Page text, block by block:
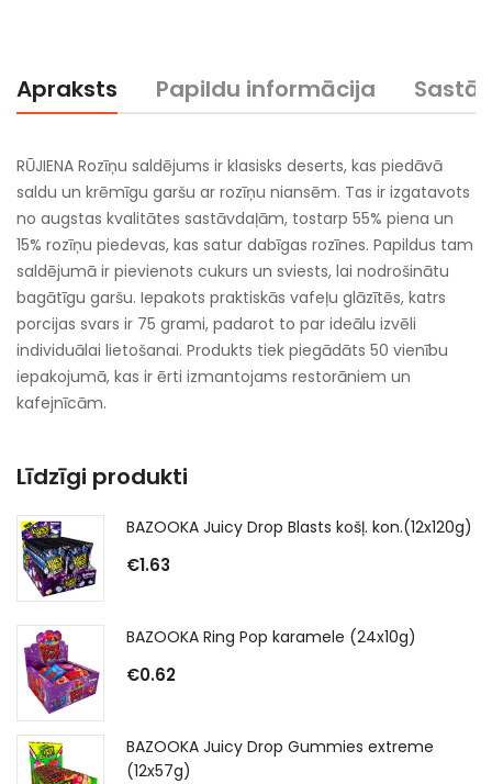
Apraksts Papildu informācija
RŪJIENA Rozīņu saldējums ir klasisks deserts, kas piedāvā
saldu un krēmīgu garšu ar rozīņu niansēm. Tas ir izgatavots
no augstas kvalitātes sastāvdaļām, tostarp 55% piena un
15% rozīņu piedevas, kas satur dabīgas rozīnes. Papildus tam
saldējumā ir pievienots cukurs un sviests, lai nodrošinātu
bagātīgu garšu. Iepakots praktiskās vafeļu glāzītēs, katrs
porcijas svars ir 75 grami, padarot to par ideālu izvēli
individuālai lietošanai. Produkts tiek piegādāts 50 vienību
iepakojumā, kas ir ērti izmantojams restorāniem un
kafejnīcām.
Līdzīgi produkti
BAZOOKA Juicy Drop Blasts košļ. kon.(12x120g)
€1.63
BAZOOKA Ring Pop karamele (24x10g)
€0.62
BAZOOKA Juicy Drop Gummies extreme
(12x57g)